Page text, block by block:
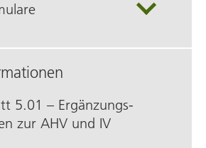
5.01 – Ergänzungs­
zur AHV und IV